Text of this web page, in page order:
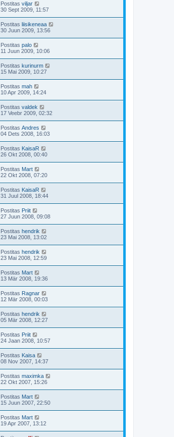
Postitas viljar
30 Sept 2009, 11:57
Postitas liisikeneaa
30 Juun 2009, 13:56
Postitas palo
11 Juun 2009, 10:06
Postitas kurinurm
15 Mai 2009, 10:27
Postitas mah
10 Apr 2009, 14:24
Postitas valdek
17 Veebr 2009, 02:32
Postitas Andres
04 Dets 2008, 16:03
Postitas KaisaR
26 Okt 2008, 00:40
Postitas Mart
22 Okt 2008, 07:20
Postitas KaisaR
31 Juul 2008, 18:44
Postitas Priit
27 Juun 2008, 09:08
Postitas hendrik
23 Mai 2008, 13:02
Postitas hendrik
23 Mai 2008, 12:59
Postitas Mart
13 Mär 2008, 19:36
Postitas Ragnar
12 Mär 2008, 00:03
Postitas hendrik
05 Mär 2008, 12:27
Postitas Priit
24 Jaan 2008, 10:57
Postitas Kaisa
08 Nov 2007, 14:37
Postitas maximka
22 Okt 2007, 15:26
Postitas Mart
15 Juun 2007, 22:50
Postitas Mart
19 Apr 2007, 13:12